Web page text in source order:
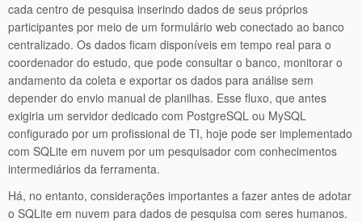
cada centro de pesquisa inserindo dados de seus próprios
participantes por meio de um formulário web conectado ao banco
centralizado. Os dados ficam disponíveis em tempo real para o
coordenador do estudo, que pode consultar o banco, monitorar o
andamento da coleta e exportar os dados para análise sem
depender do envio manual de planilhas. Esse fluxo, que antes
exigiria um servidor dedicado com PostgreSQL ou MySQL
configurado por um profissional de TI, hoje pode ser implementado
com SQLite em nuvem por um pesquisador com conhecimentos
intermediários da ferramenta.
Há, no entanto, considerações importantes a fazer antes de adotar
o SQLite em nuvem para dados de pesquisa com seres humanos.